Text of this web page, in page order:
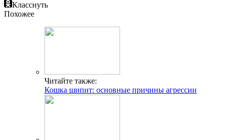
Класснуть
Похожее
Читайте также:
Кошка шипит: основные причины агрессии